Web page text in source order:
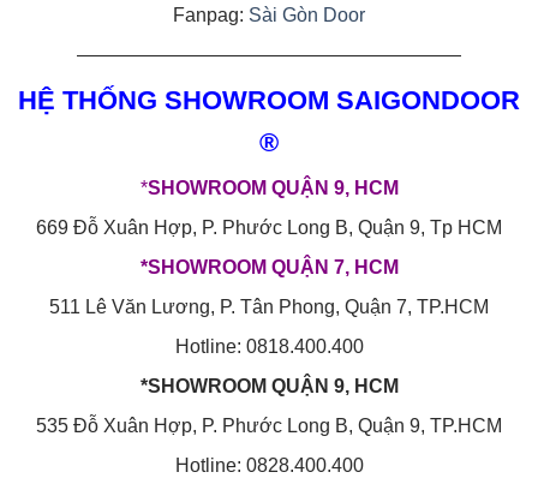
Fanpag: Sài Gòn Door
————————————————————
HỆ THỐNG SHOWROOM SAIGONDOOR
®
*SHOWROOM QUẬN 9, HCM
669 Đỗ Xuân Hợp, P. Phước Long B, Quận 9, Tp HCM
*SHOWROOM QUẬN 7, HCM
511 Lê Văn Lương, P. Tân Phong, Quận 7, TP.HCM
Hotline: 0818.400.400
*SHOWROOM QUẬN 9, HCM
535 Đỗ Xuân Hợp, P. Phước Long B, Quận 9, TP.HCM
Hotline: 0828.400.400